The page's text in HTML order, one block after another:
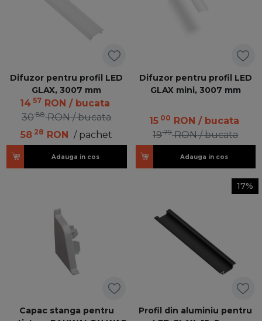
Difuzor pentru profil LED
GLAX, 3007 mm
14 57 RON / bucata
3088 RON / bucata
58 28 RON / pachet
Adauga in cos
Difuzor pentru profil LED
GLAX mini, 3007 mm
15 00 RON / bucata
1979 RON / bucata
Adauga in cos
Capac stanga pentru
17%
Profil din aluminiu pentru